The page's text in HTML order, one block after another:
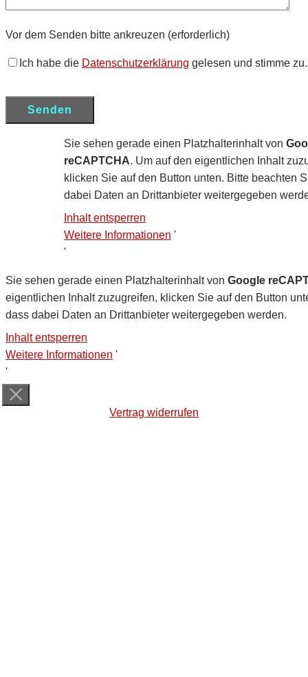
Vor dem Senden bitte ankreuzen (erforderlich)
Ich habe die Datenschutzerklärung gelesen und stimme zu.
Sie sehen gerade einen Platzhalterinhalt von
reCAPTCHA. Um auf den eigentlichen Inhalt
klicken Sie auf den Button unten. Bitte beachten
dabei Daten an Drittanbieter weitergegeben
Inhalt entsperren
Weitere Informationen '
'
Sie sehen gerade einen Platzhalterinhalt von Google
eigentlichen Inhalt zuzugreifen, klicken Sie auf den Button
dass dabei Daten an Drittanbieter weitergegeben werden.
Inhalt entsperren
Weitere Informationen '
'
Vertrag widerrufen